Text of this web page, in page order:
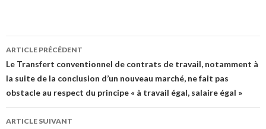
Navigation
des
articles
ARTICLE PRÉCÉDENT
Le Transfert conventionnel de contrats de travail, notamment à
la suite de la conclusion d’un nouveau marché, ne fait pas
obstacle au respect du principe « à travail égal, salaire égal »
ARTICLE SUIVANT